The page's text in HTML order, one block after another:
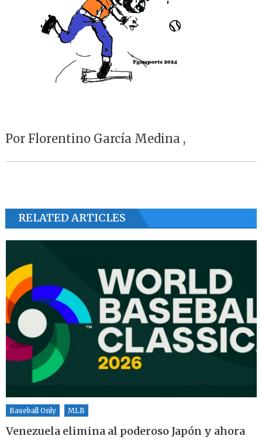
Por Florentino García Medina ,
RELATED ARTICLES
Baseball Only MLB
Venezuela elimina al poderoso Japón y ahora